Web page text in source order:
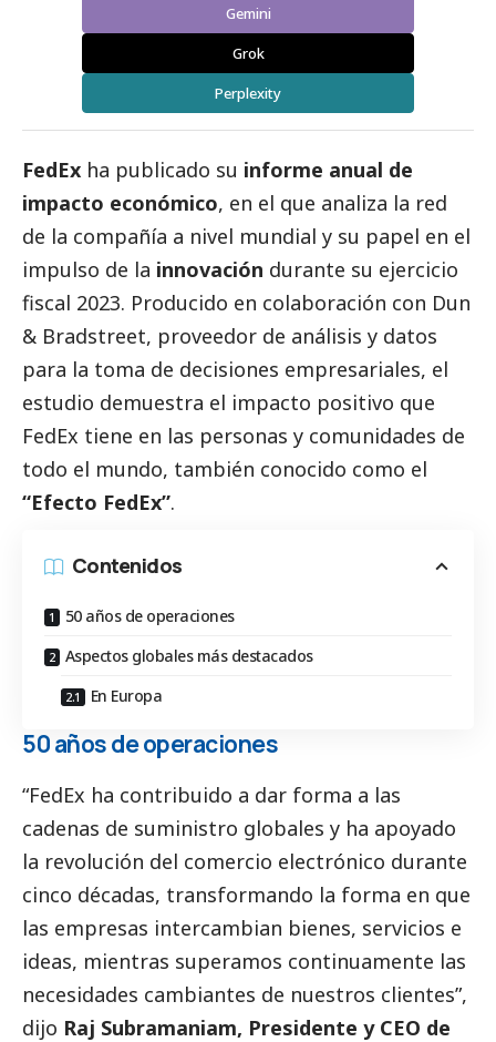
Gemini
Grok
Perplexity
FedEx ha publicado su informe anual de
impacto económico, en el que analiza la red
de la compañía a nivel mundial y su papel en el
impulso de la innovación durante su ejercicio
fiscal 2023. Producido en colaboración con Dun
& Bradstreet, proveedor de análisis y datos
para la toma de decisiones empresariales, el
estudio demuestra el impacto positivo que
FedEx tiene en las personas y comunidades de
todo el mundo, también conocido como el
“Efecto FedEx”.
Contenidos
50 años de operaciones
Aspectos globales más destacados
En Europa
50 años de operaciones
“FedEx ha contribuido a dar forma a las
cadenas de suministro globales y ha apoyado
la revolución del comercio electrónico durante
cinco décadas, transformando la forma en que
las empresas intercambian bienes, servicios e
ideas, mientras superamos continuamente las
necesidades cambiantes de nuestros clientes”,
dijo Raj Subramaniam, Presidente y CEO de